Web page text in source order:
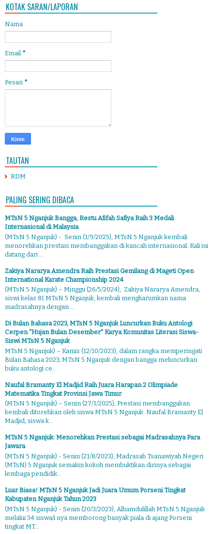
KOTAK SARAN/LAPORAN
Nama
Email *
Pesan *
TAUTAN
RDM
PALING SERING DIBACA
MTsN 5 Nganjuk Bangga, Restu Afifah Safiya Raih 3 Medali
Internasional di Malaysia
(MTsN 5 Nganjuk) - Senin (1/9/2025), MTsN 5 Nganjuk kembali
menorehkan prestasi membanggakan di kancah internasional. Kali ini
datang dari ...
Zakiya Nararya Amendra Raih Prestasi Gemilang di Mageti Open
International Karate Championship 2024
(MTsN 5 Nganjuk) – Minggu (26/5/2024), Zakiya Nararya Amendra,
siswi kelas 8I MTsN 5 Nganjuk, kembali mengharumkan nama
madrasahnya dengan ...
Di Bulan Bahasa 2023, MTsN 5 Nganjuk Luncurkan Buku Antologi
Cerpen "Hujan Bulan Desember" Karya Komunitas Literasi Siswa-
Siswi MTsN 5 Nganjuk
MTsN 5 Nganjuk) – Kamis (12/10/2023), dalam rangka memperingati
Bulan Bahasa 2023, MTsN 5 Nganjuk dengan bangga meluncurkan
buku antologi ce...
Naufal Bramanty El Madjid Raih Juara Harapan 2 Olimpiade
Matematika Tingkat Provinsi Jawa Timur
(MTsN 5 Nganjuk) – Senin (27/1/2025), Prestasi membanggakan
kembali ditorehkan oleh siswa MTsN 5 Nganjuk. Naufal Bramanty El
Madjid, siswa k...
MTsN 5 Nganjuk: Menorehkan Prestasi sebagai Madrasahnya Para
Jawara
(MTsN 5 Nganjuk) - Senin (21/8/2023), Madrasah Tsanawiyah Negeri
(MTsN) 5 Nganjuk semakin kokoh membuktikan dirinya sebagai
lembaga pendidik...
Luar Biasa! MTsN 5 Nganjuk Jadi Juara Umum Porseni Tingkat
Kabupaten Nganjuk Tahun 2023
(MTsN 5 Nganjuk) - Senin (20/3/2023), Alhamdulillah MTsN 5 Nganjuk
melalui 34 siswa/i nya memborong banyak piala di ajang Porseni
tingkat MT...